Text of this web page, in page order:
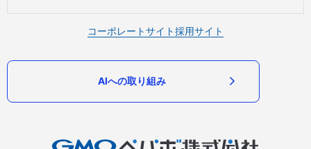
コーポレートサイト採用サイト
AIへの取り組み